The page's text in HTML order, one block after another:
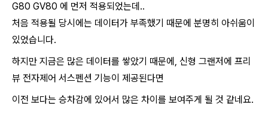
G80 GV80 에 먼저 적용되었는데..
처음 적용될 당시에는 데이터가 부족했기 때문에 분명히 아쉬움이
있었습니다.
하지만 지금은 많은 데이터를 쌓았기 때문에, 신형 그랜저에 프리
뷰 전자제어 서스펜션 기능이 제공된다면
이전 보다는 승차감에 있어서 많은 차이를 보여주게 될 것 같네요.